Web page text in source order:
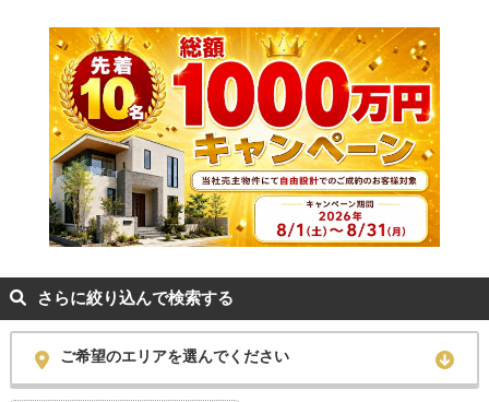
さらに絞り込んで検索する
ご希望のエリアを選んでください